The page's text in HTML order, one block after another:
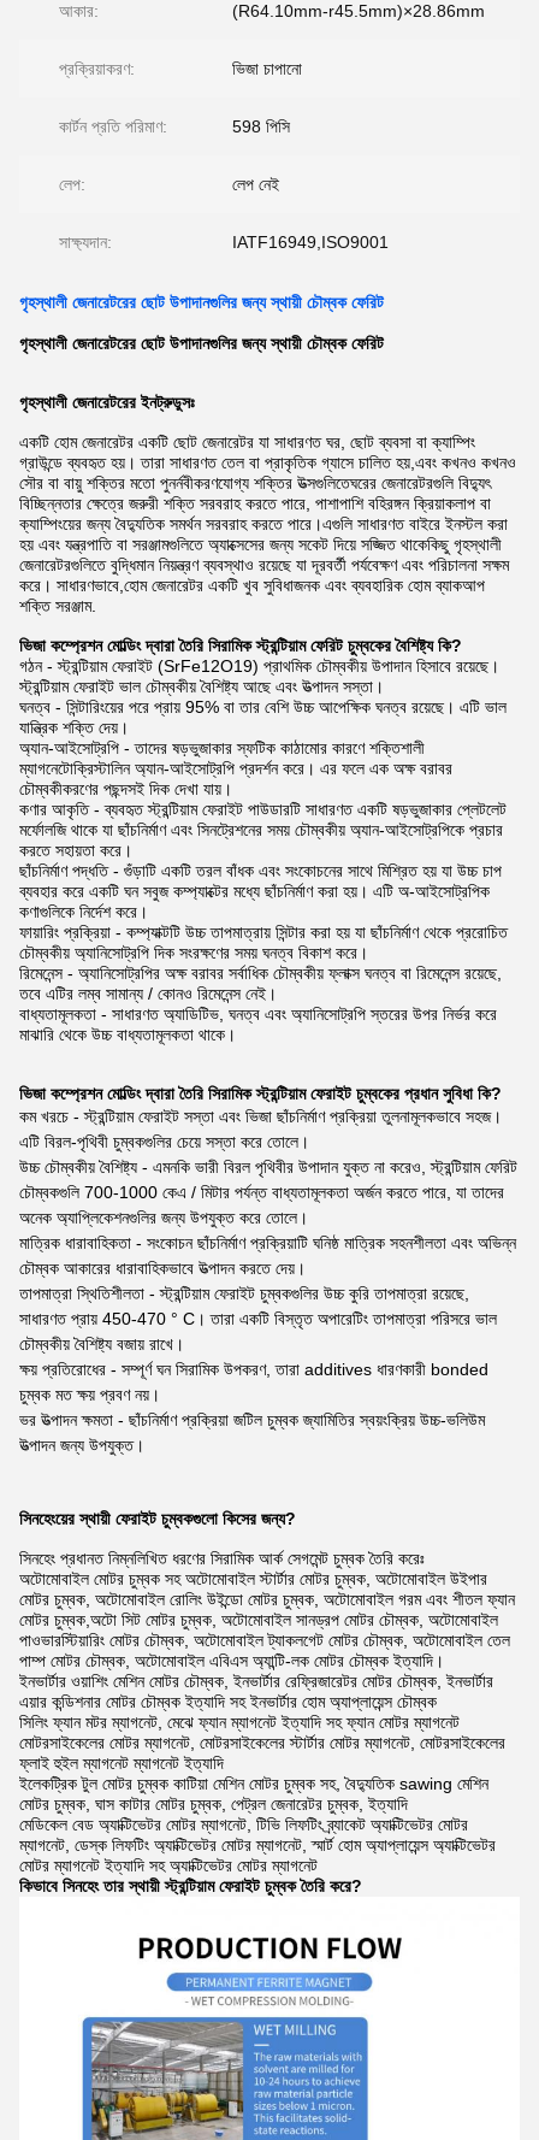
আকার: (R64.10mm-r45.5mm)×28.86mm
প্রক্রিয়াকরণ: ভিজা চাপানো
কার্টন প্রতি পরিমাণ: 598 পিসি
লেপ: লেপ নেই
সাক্ষ্যদান: IATF16949,ISO9001
গৃহস্থালী জেনারেটরের ছোট উপাদানগুলির জন্য স্থায়ী চৌম্বক ফেরিট
গৃহস্থালী জেনারেটরের ছোট উপাদানগুলির জন্য স্থায়ী চৌম্বক ফেরিট
গৃহস্থালী জেনারেটরের ইনট্রুডুসঃ
একটি হোম জেনারেটর একটি ছোট জেনারেটর যা সাধারণত ঘর, ছোট ব্যবসা বা ক্যাম্পিং
গ্রাউন্ডে ব্যবহৃত হয়। তারা সাধারণত তেল বা প্রাকৃতিক গ্যাসে চালিত হয়,এবং কখনও কখনও
সৌর বা বায়ু শক্তির মতো পুনর্নবীকরণযোগ্য শক্তির উত্সগুলিতেঘরের জেনারেটরগুলি বিদ্যুৎ
বিচ্ছিন্নতার ক্ষেত্রে জরুরী শক্তি সরবরাহ করতে পারে, পাশাপাশি বহিরঙ্গন ক্রিয়াকলাপ বা
ক্যাম্পিংয়ের জন্য বৈদ্যুতিক সমর্থন সরবরাহ করতে পারে।এগুলি সাধারণত বাইরে ইনস্টল করা
হয় এবং যন্ত্রপাতি বা সরঞ্জামগুলিতে অ্যাক্সেসের জন্য সকেট দিয়ে সজ্জিত থাকেকিছু গৃহস্থালী
জেনারেটরগুলিতে বুদ্ধিমান নিয়ন্ত্রণ ব্যবস্থাও রয়েছে যা দূরবর্তী পর্যবেক্ষণ এবং পরিচালনা সক্ষম
করে। সাধারণভাবে,হোম জেনারেটর একটি খুব সুবিধাজনক এবং ব্যবহারিক হোম ব্যাকআপ
শক্তি সরঞ্জাম.
ভিজা কম্প্রেশন মোল্ডিং দ্বারা তৈরি সিরামিক স্ট্রন্টিয়াম ফেরিট চুম্বকের বৈশিষ্ট্য কি?
গঠন - স্ট্রন্টিয়াম ফেরাইট (SrFe12O19) প্রাথমিক চৌম্বকীয় উপাদান হিসাবে রয়েছে।
স্ট্রন্টিয়াম ফেরাইট ভাল চৌম্বকীয় বৈশিষ্ট্য আছে এবং উত্পাদন সস্তা।
ঘনত্ব - সিন্টারিংয়ের পরে প্রায় 95% বা তার বেশি উচ্চ আপেক্ষিক ঘনত্ব রয়েছে। এটি ভাল
যান্ত্রিক শক্তি দেয়।
অ্যান-আইসোট্রপি - তাদের ষড়ভুজাকার স্ফটিক কাঠামোর কারণে শক্তিশালী
ম্যাগনেটোক্রিস্টালিন অ্যান-আইসোট্রপি প্রদর্শন করে। এর ফলে এক অক্ষ বরাবর
চৌম্বকীকরণের পছন্দসই দিক দেখা যায়।
কণার আকৃতি - ব্যবহৃত স্ট্রন্টিয়াম ফেরাইট পাউডারটি সাধারণত একটি ষড়ভুজাকার প্লেটলেট
মর্ফোলজি থাকে যা ছাঁচনির্মাণ এবং সিনট্রেশনের সময় চৌম্বকীয় অ্যান-আইসোট্রপিকে প্রচার
করতে সহায়তা করে।
ছাঁচনির্মাণ পদ্ধতি - গুঁড়াটি একটি তরল বাঁধক এবং সংকোচনের সাথে মিশ্রিত হয় যা উচ্চ চাপ
ব্যবহার করে একটি ঘন সবুজ কম্প্যাক্টের মধ্যে ছাঁচনির্মাণ করা হয়। এটি অ-আইসোট্রপিক
কণাগুলিকে নির্দেশ করে।
ফায়ারিং প্রক্রিয়া - কম্প্যাক্টটি উচ্চ তাপমাত্রায় সিন্টার করা হয় যা ছাঁচনির্মাণ থেকে প্ররোচিত
চৌম্বকীয় অ্যানিসোট্রপি দিক সংরক্ষণের সময় ঘনত্ব বিকাশ করে।
রিমেনেন্স - অ্যানিসোট্রপির অক্ষ বরাবর সর্বাধিক চৌম্বকীয় ফ্লাক্স ঘনত্ব বা রিমেনেন্স রয়েছে,
তবে এটির লম্ব সামান্য / কোনও রিমেনেন্স নেই।
বাধ্যতামূলকতা - সাধারণত অ্যাডিটিভ, ঘনত্ব এবং অ্যানিসোট্রপি স্তরের উপর নির্ভর করে
মাঝারি থেকে উচ্চ বাধ্যতামূলকতা থাকে।
ভিজা কম্প্রেশন মোল্ডিং দ্বারা তৈরি সিরামিক স্ট্রন্টিয়াম ফেরাইট চুম্বকের প্রধান সুবিধা কি?
কম খরচে - স্ট্রন্টিয়াম ফেরাইট সস্তা এবং ভিজা ছাঁচনির্মাণ প্রক্রিয়া তুলনামূলকভাবে সহজ।
এটি বিরল-পৃথিবী চুম্বকগুলির চেয়ে সস্তা করে তোলে।
উচ্চ চৌম্বকীয় বৈশিষ্ট্য - এমনকি ভারী বিরল পৃথিবীর উপাদান যুক্ত না করেও, স্ট্রন্টিয়াম ফেরিট
চৌম্বকগুলি 700-1000 কেএ / মিটার পর্যন্ত বাধ্যতামূলকতা অর্জন করতে পারে, যা তাদের
অনেক অ্যাপ্লিকেশনগুলির জন্য উপযুক্ত করে তোলে।
মাত্রিক ধারাবাহিকতা - সংকোচন ছাঁচনির্মাণ প্রক্রিয়াটি ঘনিষ্ঠ মাত্রিক সহনশীলতা এবং অভিন্ন
চৌম্বক আকারের ধারাবাহিকভাবে উত্পাদন করতে দেয়।
তাপমাত্রা স্থিতিশীলতা - স্ট্রন্টিয়াম ফেরাইট চুম্বকগুলির উচ্চ কুরি তাপমাত্রা রয়েছে,
সাধারণত প্রায় 450-470 ° C। তারা একটি বিস্তৃত অপারেটিং তাপমাত্রা পরিসরে ভাল
চৌম্বকীয় বৈশিষ্ট্য বজায় রাখে।
ক্ষয় প্রতিরোধের - সম্পূর্ণ ঘন সিরামিক উপকরণ, তারা additives ধারণকারী bonded
চুম্বক মত ক্ষয় প্রবণ নয়।
ভর উত্পাদন ক্ষমতা - ছাঁচনির্মাণ প্রক্রিয়া জটিল চুম্বক জ্যামিতির স্বয়ংক্রিয় উচ্চ-ভলিউম
উত্পাদন জন্য উপযুক্ত।
সিনহেংয়ের স্থায়ী ফেরাইট চুম্বকগুলো কিসের জন্য?
সিনহেং প্রধানত নিম্নলিখিত ধরণের সিরামিক আর্ক সেগমেন্ট চুম্বক তৈরি করেঃ
অটোমোবাইল মোটর চুম্বক সহ অটোমোবাইল স্টার্টার মোটর চুম্বক, অটোমোবাইল উইপার
মোটর চুম্বক, অটোমোবাইল রোলিং উইন্ডো মোটর চুম্বক, অটোমোবাইল গরম এবং শীতল ফ্যান
মোটর চুম্বক,অটো সিট মোটর চুম্বক, অটোমোবাইল সানড্রপ মোটর চৌম্বক, অটোমোবাইল
পাওভারস্টিয়ারিং মোটর চৌম্বক, অটোমোবাইল ট্যাকলগেট মোটর চৌম্বক, অটোমোবাইল তেল
পাম্প মোটর চৌম্বক, অটোমোবাইল এবিএস অ্যান্টি-লক মোটর চৌম্বক ইত্যাদি।
ইনভার্টার ওয়াশিং মেশিন মোটর চৌম্বক, ইনভার্টার রেফ্রিজারেটর মোটর চৌম্বক, ইনভার্টার
এয়ার কন্ডিশনার মোটর চৌম্বক ইত্যাদি সহ ইনভার্টার হোম অ্যাপ্লায়েন্স চৌম্বক
সিলিং ফ্যান মটর ম্যাগনেট, মেঝে ফ্যান ম্যাগনেট ইত্যাদি সহ ফ্যান মোটর ম্যাগনেট
মোটরসাইকেলের মোটর ম্যাগনেট, মোটরসাইকেলের স্টার্টার মোটর ম্যাগনেট, মোটরসাইকেলের
ফ্লাই হুইল ম্যাগনেট ম্যাগনেট ইত্যাদি
ইলেকট্রিক টুল মোটর চুম্বক কাটিয়া মেশিন মোটর চুম্বক সহ, বৈদ্যুতিক sawing মেশিন
মোটর চুম্বক, ঘাস কাটার মোটর চুম্বক, পেট্রল জেনারেটর চুম্বক, ইত্যাদি
মেডিকেল বেড অ্যাক্টিভেটর মোটর ম্যাগনেট, টিভি লিফটিং ব্র্যাকেট অ্যাক্টিভেটর মোটর
ম্যাগনেট, ডেস্ক লিফটিং অ্যাক্টিভেটর মোটর ম্যাগনেট, স্মার্ট হোম অ্যাপ্লায়েন্স অ্যাক্টিভেটর
মোটর ম্যাগনেট ইত্যাদি সহ অ্যাক্টিভেটর মোটর ম্যাগনেট
কিভাবে সিনহেং তার স্থায়ী স্ট্রন্টিয়াম ফেরাইট চুম্বক তৈরি করে?